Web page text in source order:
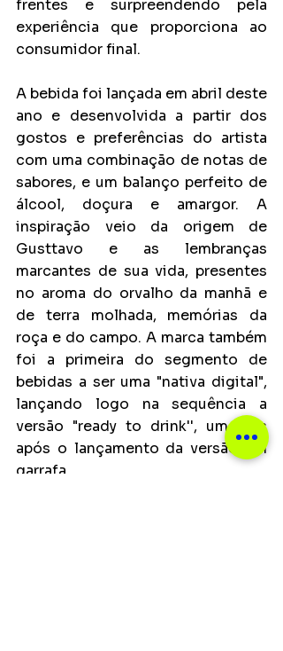
frentes e surpreendendo pela
experiência que proporciona ao
consumidor final.
A bebida foi lançada em abril deste
ano e desenvolvida a partir dos
gostos e preferências do artista
com uma combinação de notas de
sabores, e um balanço perfeito de
álcool, doçura e amargor. A
inspiração veio da origem de
Gusttavo e as lembranças
marcantes de sua vida, presentes
no aroma do orvalho da manhã e
de terra molhada, memórias da
roça e do campo. A marca também
foi a primeira do segmento de
bebidas a ser uma "nativa digital",
lançando logo na sequência a
versão "ready to drink'', um mês
após o lançamento da versão em
garrafa.